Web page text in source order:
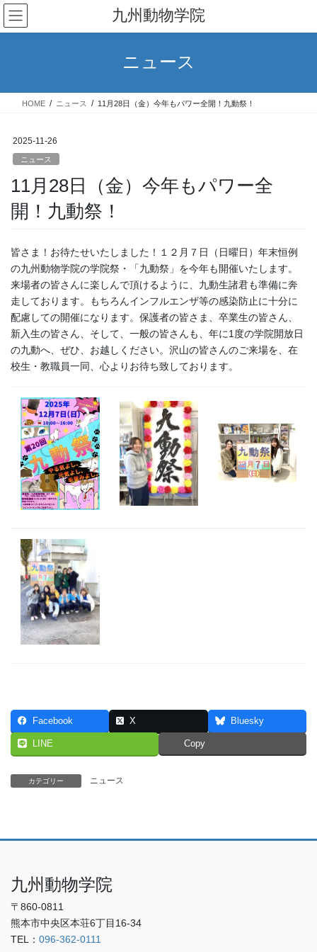
コ
ン
テ
ス
ナ
ビ
ゲ
ン
九州動物学院
ニュース
HOME ニュース 11月28日（金）今年もパワー全開！九動祭！
2025-11-26
ニュース
11月28日（金）今年もパワー全
開！九動祭！
皆さま！お待たせいたしました！１２月７日（日曜日）年末恒例
の九州動物学院の学院祭・「九動祭」を今年も開催いたします。
来場者の皆さんに楽しんで頂けるように、九動生諸君も準備に奔
走しております。もちろんインフルエンザ等の感染防止に十分に
配慮しての開催になります。保護者の皆さま、卒業生の皆さん、
新入生の皆さん、そして、一般の皆さんも、年に1度の学院開放日
の九動へ、ぜひ、お越しください。沢山の皆さんのご来場を、在
校生・教職員一同、心よりお待ち致しております。
Facebook X Bluesky
LINE Copy
カテゴリー ニュース
九州動物学院
〒860-0811
熊本市中央区本荘6丁目16-34
TEL： 096-362-0111